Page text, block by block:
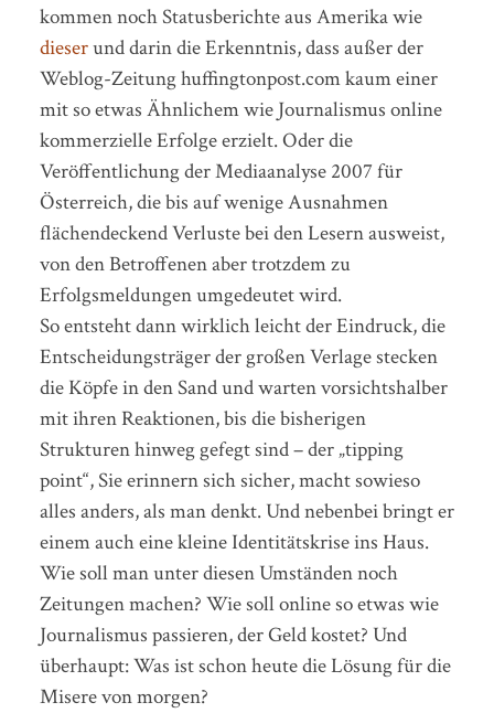
kommen noch Statusberichte aus Amerika wie
dieserund darin die Erkenntnis, dass außer der
Weblog-Zeitung huffingtonpost.com kaum einer
mit so etwas Ähnlichem wie Journalismus online
kommerzielle Erfolge erzielt. Oder die
Veröffentlichung der Mediaanalyse 2007 für
Österreich, die bis auf wenige Ausnahmen
flächendeckend Verluste bei den Lesern ausweist,
von den Betroffenen aber trotzdem zu
Erfolgsmeldungen umgedeutet wird.
So entsteht dann wirklich leicht der Eindruck, die
Entscheidungsträger der großen Verlage stecken
die Köpfe in den Sand und warten vorsichtshalber
mit ihren Reaktionen, bis die bisherigen
Strukturen hinweg gefegt sind – der „tipping
point“, Sie erinnern sich sicher, macht sowieso
alles anders, als man denkt. Und nebenbei bringt er
einem auch eine kleine Identitätskrise ins Haus.
Wie soll man unter diesen Umständen noch
Zeitungen machen? Wie soll online so etwas wie
Journalismus passieren, der Geld kostet? Und
überhaupt: Was ist schon heute die Lösung für die
Misere von morgen?